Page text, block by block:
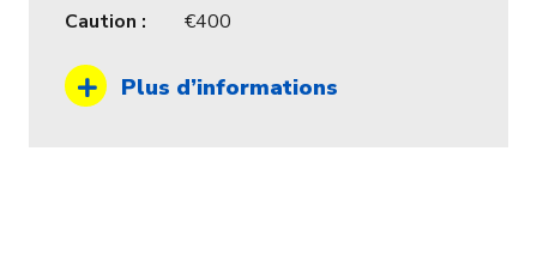
Caution :
400
Plus d’informations